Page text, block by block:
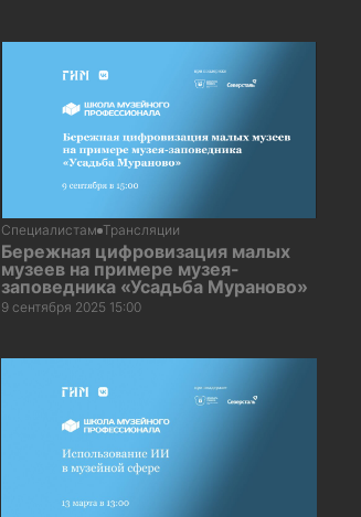
Специалистам Трансляции
Бережная цифровизация малых
музеев на примере музея-
заповедника «Усадьба Мураново»
9 сентября 2025 15:00